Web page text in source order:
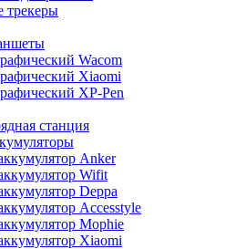
трекеры
Wacom
Xiaomi
XP-Pen
станция
Anker
Wifit
Deppa
Accesstyle
Mophie
Xiaomi